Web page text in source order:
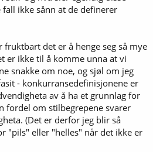
ikke sånn at de definerer
det er å henge seg så mye
er ikke til å komme unna at vi
snakke om noe, og sjøl om jeg
- konkurransedefinisjonene er
av å ha et grunnlag for
fordel om stilbegrepene svarer
(Det er derfor jeg blir så
"pils" eller "helles" når det ikke er